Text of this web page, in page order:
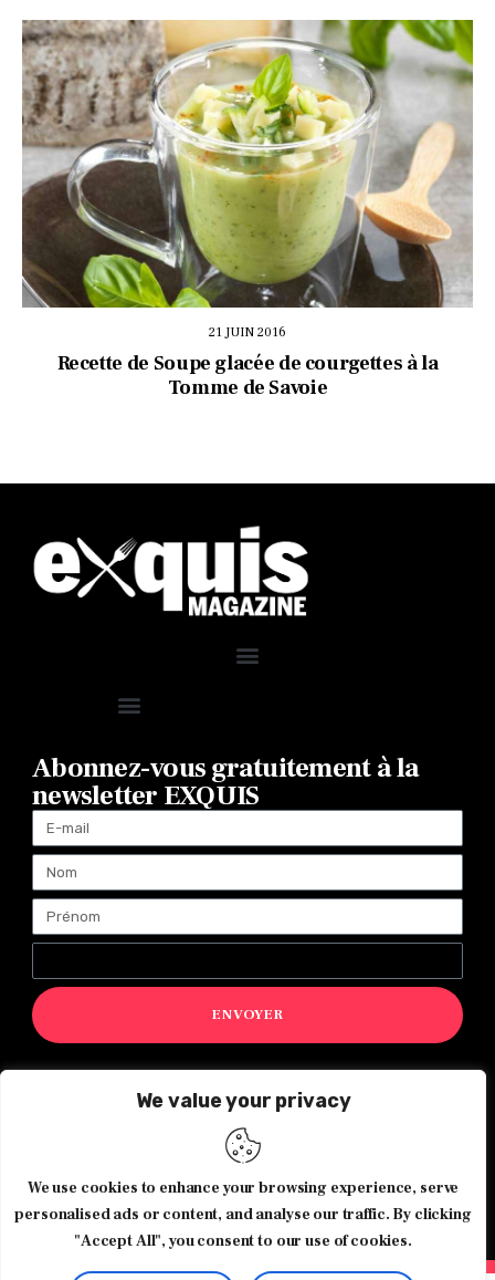
We value your privacy
We use cookies to enhance your browsing experience, serve
personalised ads or content, and analyse our traffic. By clicking
"Accept All", you consent to our use of cookies.
21 JUIN 2016
Recette de Soupe glacée de courgettes à la
Tomme de Savoie
Abonnez-vous gratuitement à la
newsletter EXQUIS
ENVOYER
Magazine Exquis© 2026 Tous droits réservés -Made with ♥️
byAgence de communication JOUR J